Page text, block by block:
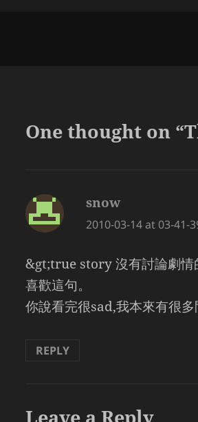
One thought on
snowsays:
2010-03-14 at 03-41-
&gt;true story 沒有討論劇情
喜歡這句。
你說看完很sad,我本來有很多
REPLY
Leave a Reply